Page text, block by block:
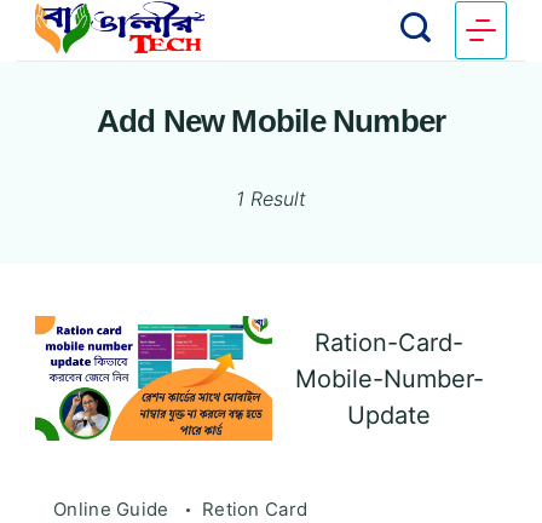
Add New Mobile Number
1 Result
Ration-Card-
Mobile-Number-
Update
Online Guide Retion Card